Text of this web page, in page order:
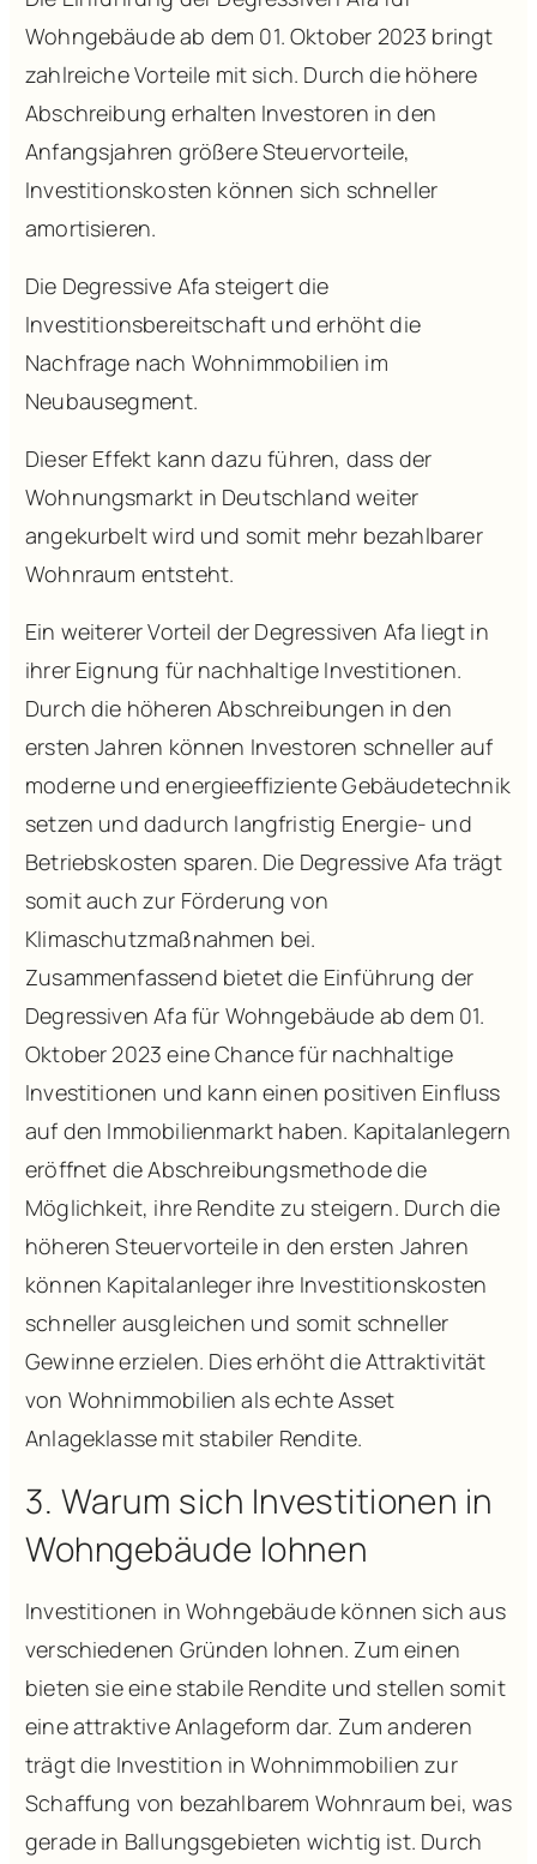
Wohngebäude ab dem 01. Oktober 2023 bringt
zahlreiche Vorteile mit sich. Durch die höhere
Abschreibung erhalten Investoren in den
Anfangsjahren größere Steuervorteile,
Investitionskosten können sich schneller
amortisieren.
Die Degressive Afa steigert die
Investitionsbereitschaft und erhöht die
Nachfrage nach Wohnimmobilien im
Neubausegment.
Dieser Effekt kann dazu führen, dass der
Wohnungsmarkt in Deutschland weiter
angekurbelt wird und somit mehr bezahlbarer
Wohnraum entsteht.
Ein weiterer Vorteil der Degressiven Afa liegt in
ihrer Eignung für nachhaltige Investitionen.
Durch die höheren Abschreibungen in den
ersten Jahren können Investoren schneller auf
moderne und energieeffiziente Gebäudetechnik
setzen und dadurch langfristig Energie- und
Betriebskosten sparen. Die Degressive Afa trägt
somit auch zur Förderung von
Klimaschutzmaßnahmen bei.
Zusammenfassend bietet die Einführung der
Degressiven Afa für Wohngebäude ab dem 01.
Oktober 2023 eine Chance für nachhaltige
Investitionen und kann einen positiven Einfluss
auf den Immobilienmarkt haben. Kapitalanlegern
eröffnet die Abschreibungsmethode die
Möglichkeit, ihre Rendite zu steigern. Durch die
höheren Steuervorteile in den ersten Jahren
können Kapitalanleger ihre Investitionskosten
schneller ausgleichen und somit schneller
Gewinne erzielen. Dies erhöht die Attraktivität
von Wohnimmobilien als echte Asset
Anlageklasse mit stabiler Rendite.
3. Warum sich Investitionen in
Wohngebäude lohnen
Investitionen in Wohngebäude können sich aus
verschiedenen Gründen lohnen. Zum einen
bieten sie eine stabile Rendite und stellen somit
eine attraktive Anlageform dar. Zum anderen
trägt die Investition in Wohnimmobilien zur
Schaffung von bezahlbarem Wohnraum bei, was
gerade in Ballungsgebieten wichtig ist. Durch